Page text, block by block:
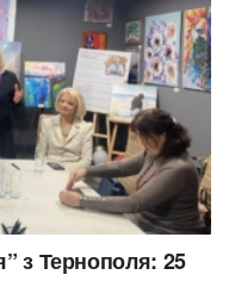
з Тернополя: 25